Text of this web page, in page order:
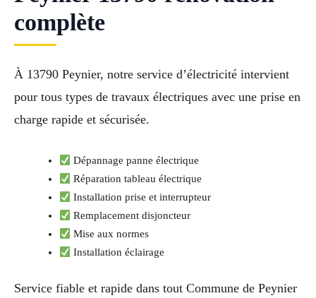
complète
À 13790 Peynier, notre service d’électricité intervient
pour tous types de travaux électriques avec une prise en
charge rapide et sécurisée.
Dépannage panne électrique
Réparation tableau électrique
Installation prise et interrupteur
Remplacement disjoncteur
Mise aux normes
Installation éclairage
Service fiable et rapide dans tout Commune de Peynier